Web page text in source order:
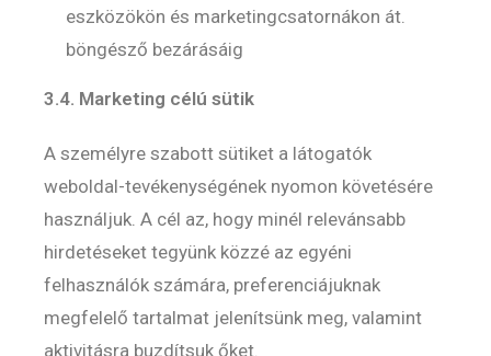
eszközökön és marketingcsatornákon át.
böngésző bezárásáig
3.4. Marketing célú sütik
A személyre szabott sütiket a látogatók
weboldal-tevékenységének nyomon követésére
használjuk. A cél az, hogy minél relevánsabb
hirdetéseket tegyünk közzé az egyéni
felhasználók számára, preferenciájuknak
megfelelő tartalmat jelenítsünk meg, valamint
aktivitásra buzdítsuk őket.